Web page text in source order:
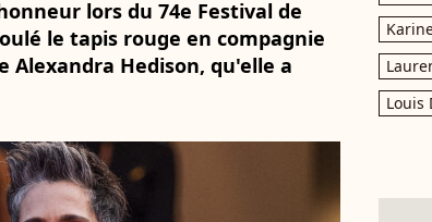
lors du 74e Festival de
le tapis rouge en compagnie
Alexandra Hedison, qu'elle a
Louis